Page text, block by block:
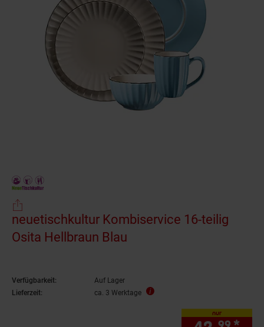
neuetischkultur Kombiservice 16-teilig
Osita Hellbraun Blau
Verfügbarkeit:
Auf Lager
Lieferzeit:
ca. 3 Werktage
nur